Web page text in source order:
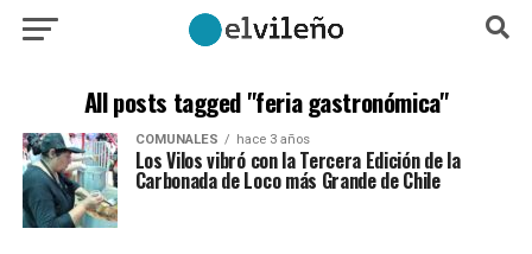
All posts tagged "feria gastronómica"
COMUNALES hace 3 años
Los Vilos vibró con la Tercera Edición de la
Carbonada de Loco más Grande de Chile